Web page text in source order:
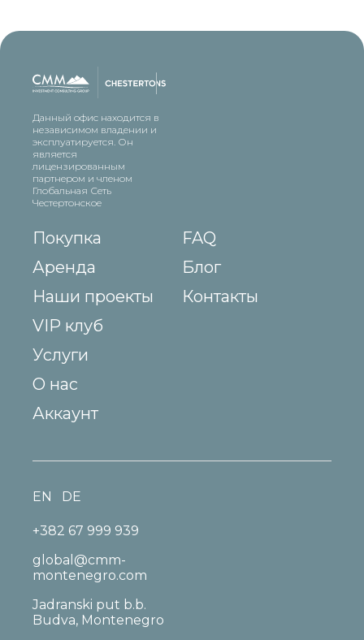
Данный офис находится в
независимом владении и
эксплуатируется. Он
является
лицензированным
партнером и членом
Глобальная Сеть
Честертонское
Покупка
Аренда
Наши проекты
VIP клуб
Услуги
О нас
FAQ
Блог
Контакты
Аккаунт
+382 67 999 939
global@cmm-
montenegro.com
Jadranski put b.b.
Budva, Montenegro
EN DE